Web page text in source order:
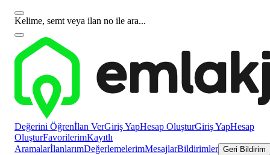
Kelime, semt veya ilan no ile ara...
Değerini Öğrenİlan VerGiriş YapHesap OluşturGiriş YapHesap
OluşturFavorilerimKayıtlı
AramalarİlanlarımDeğerlemelerimMesajlarBildirimler Geri Bildirim